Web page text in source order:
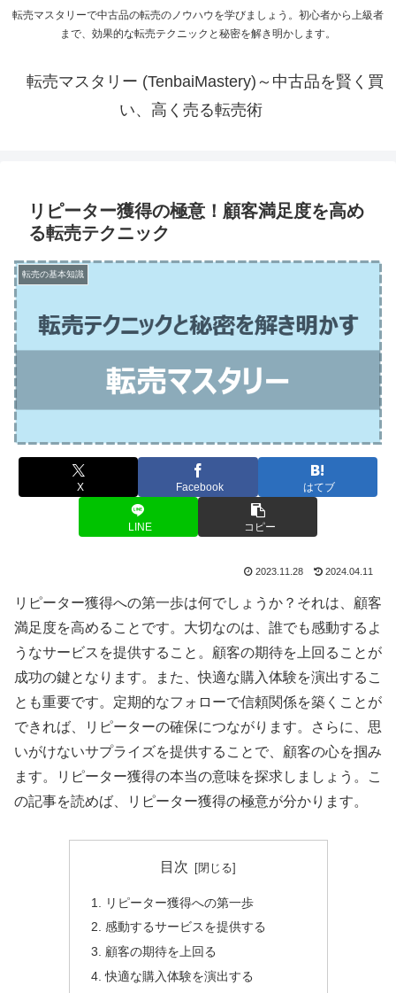
転売マスタリーで中古品の転売のノウハウを学びましょう。初心者から上級者
まで、効果的な転売テクニックと秘密を解き明かします。
転売マスタリー (TenbaiMastery)～中古品を賢く買
い、高く売る転売術
リピーター獲得の極意！顧客満足度を高め
る転売テクニック
転売の基本知識
X Facebook はてブ
LINE コピー
2023.11.28 2024.04.11
リピーター獲得への第一歩は何でしょうか？それは、顧客
満足度を高めることです。大切なのは、誰でも感動するよ
うなサービスを提供すること。顧客の期待を上回ることが
成功の鍵となります。また、快適な購入体験を演出するこ
とも重要です。定期的なフォローで信頼関係を築くことが
できれば、リピーターの確保につながります。さらに、思
いがけないサプライズを提供することで、顧客の心を掴み
ます。リピーター獲得の本当の意味を探求しましょう。こ
の記事を読めば、リピーター獲得の極意が分かります。
目次
リピーター獲得への第一歩
感動するサービスを提供する
顧客の期待を上回る
快適な購入体験を演出する